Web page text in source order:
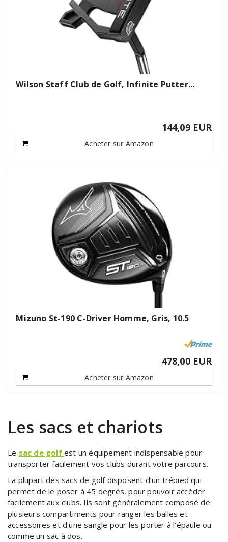
Wilson Staff Club de Golf, Infinite Putter...
144,09 EUR
Acheter sur Amazon
Mizuno St-190 C-Driver Homme, Gris, 10.5
478,00 EUR
Acheter sur Amazon
Les sacs et chariots
Le sac de golfest un équipement indispensable pour
transporter facilement vos clubs durant votre parcours.
La plupart des sacs de golf disposent d’un trépied qui
permet de le poser à 45 degrés, pour pouvoir accéder
facilement aux clubs. Ils sont généralement composé de
plusieurs compartiments pour ranger les balles et
accessoires et d’une sangle pour les porter à l’épaule ou
comme un sac à dos.